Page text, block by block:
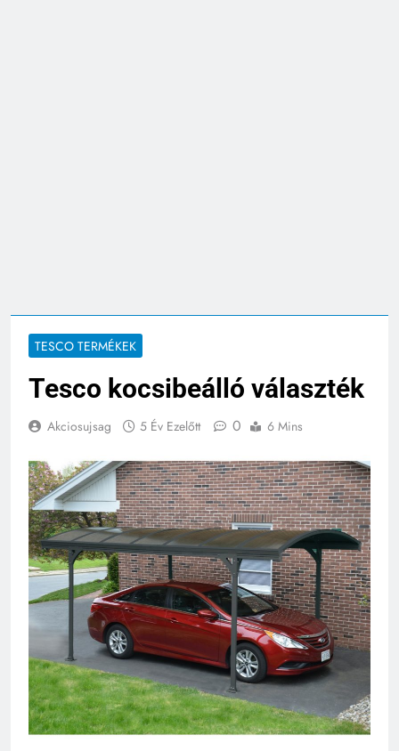
TESCO TERMÉKEK
Tesco kocsibeálló választék
Akciosujsag 5 Év Ezelőtt 0 6 Mins